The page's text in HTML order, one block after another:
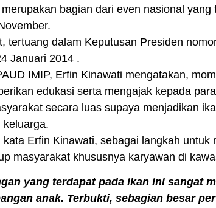
merupakan bagian dari even nasional yang
tertuang dalam Keputusan Presiden
Januari 2014 .
IMIP, Erfin Kinawati mengatakan,
edukasi serta mengajak kepada
secara luas supaya menjadikan
keluarga.
kata Erfin Kinawati, sebagai langkah untuk
masyarakat khususnya karyawan di
yang terdapat pada ikan ini sangat
anak. Terbukti, sebagian besar